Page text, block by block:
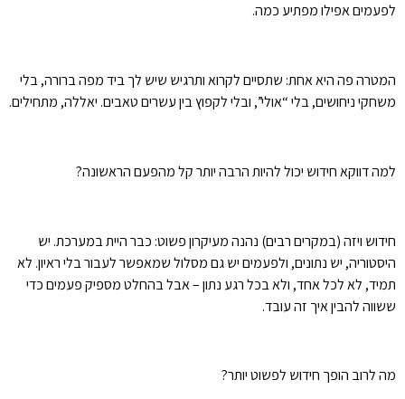
לפעמים אפילו מפתיע כמה.
המטרה פה היא אחת: שתסיים לקרוא ותרגיש שיש לך ביד מפה ברורה, בלי
משחקי ניחושים, בלי “אולי”, ובלי לקפוץ בין עשרים טאבים. יאללה, מתחילים.
למה דווקא חידוש יכול להיות הרבה יותר קל מהפעם הראשונה?
חידוש ויזה (במקרים רבים) נהנה מעיקרון פשוט: כבר היית במערכת. יש
היסטוריה, יש נתונים, ולפעמים יש גם מסלול שמאפשר לעבור בלי ראיון. לא
תמיד, לא לכל אחד, ולא בכל רגע נתון – אבל בהחלט מספיק פעמים כדי
ששווה להבין איך זה עובד.
מה לרוב הופך חידוש לפשוט יותר?